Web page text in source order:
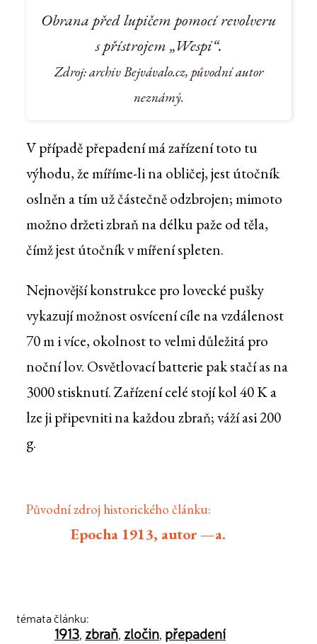
Obrana před lupičem pomocí revolveru
s přístrojem „Wespi“.
Zdroj: archiv Bejvávalo.cz, původní autor
neznámý.
V případě přepadení má zařízení toto tu
výhodu, že míříme-li na obličej, jest útočník
oslněn a tím už částečně odzbrojen; mimoto
možno držeti zbraň na délku paže od těla,
čímž jest útočník v míření spleten.
Nejnovější konstrukce pro lovecké pušky
vykazují možnost osvícení cíle na vzdálenost
70 m i více, okolnost to velmi důležitá pro
noční lov. Osvětlovací batterie pak stačí as na
3000 stisknutí. Zařízení celé stojí kol 40 K a
lze ji připevniti na každou zbraň; váží asi 200
g.
Původní zdroj historického článku:
Epocha 1913, autor —a.
témata článku:
1913, zbraň, zločin, přepadení